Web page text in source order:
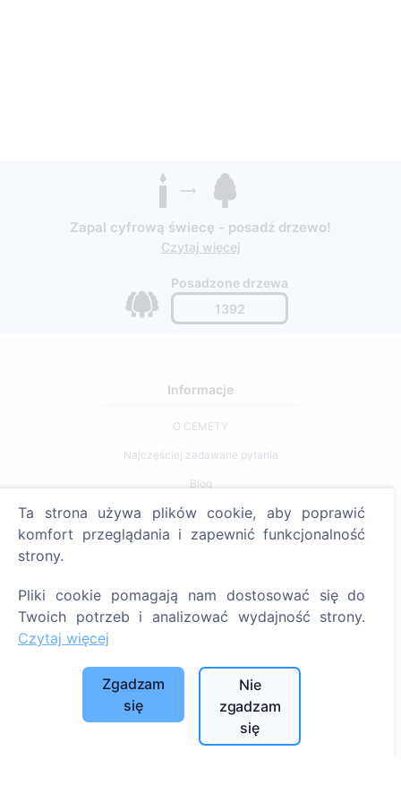
Zapal cyfrową świecę - posadź drzewo!
Czytaj więcej
Posadzone drzewa
1392
Informacje
O CEMETY
Najczęściej zadawane pytania
Blog
Lista gmin i użytkowników
Polityka prywatności
Ustawienia plików cookie
Szukaj zmarłych
Szukaj cmentarzy
Usługi
Ta strona używa plików cookie, aby poprawić
komfort przeglądania i zapewnić funkcjonalność
strony.
Pliki cookie pomagają nam dostosować się do
Twoich potrzeb i analizować wydajność strony.
Czytaj więcej
Zgadzam
się
Nie
zgadzam
się